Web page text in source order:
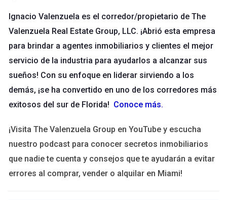
Ventajas de los cursos en línea
Los cursos en línea ofrecen múltiples ventajas que han sido
destacadas incluyen:
Flexibilidad en la planificación de estudios, adaptándose
a tu horario.
Acceso a materiales y recursos de diversas
instituciones y expertos en la materia.
La posibilidad de repetir lecciones y acceder a
Comunidad de apoyo a través de foros y grupos de
discusión.
Cómo elegir un curso en línea adecuado
Elegir un curso en línea para prepararte para tu examen de
Ignacio Valenzuela es el corredor/propietario de The
Valenzuela Real Estate Group, LLC. ¡Abrió esta empresa
para brindar a agentes inmobiliarios y clientes el mejor
servicio de la industria para ayudarlos a alcanzar sus
sueños! Con su enfoque en liderar sirviendo a los
demás, ¡se ha convertido en uno de los corredores más
exitosos del sur de Florida! Conoce más.
¡Visita The Valenzuela Group en YouTube y escucha
nuestro podcast para conocer secretos inmobiliarios
que nadie te cuenta y consejos que te ayudarán a evitar
errores al comprar, vender o alquilar en Miami!